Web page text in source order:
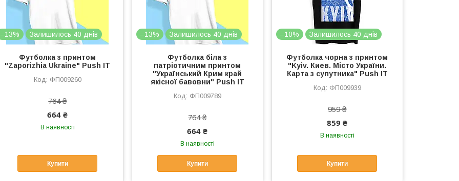
–13% Залишилось 40 днів
Футболка з принтом
"Zaporizhia Ukraine" Push IT
ФП009260
764 ₴
664 ₴
В наявності
Купити
–13% Залишилось 40 днів
Футболка біла з
патріотичним принтом
"Український Крим край
якісної бавовни" Push IT
ФП009789
764 ₴
664 ₴
В наявності
Купити
–10% Залишилось 40 днів
Футболка чорна з принтом
"Kyiv. Киев. Місто України.
Карта з супутника" Push IT
ФП009939
959 ₴
859 ₴
В наявності
Купити